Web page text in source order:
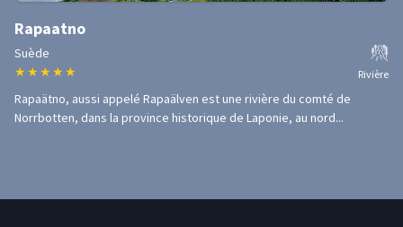
Rapaatno
Suède
★ ★ ★ ★ ★ Rivière
Rapaätno, aussi appelé Rapaälven est une rivière du comté de
Norrbotten, dans la province historique de Laponie, au nord...